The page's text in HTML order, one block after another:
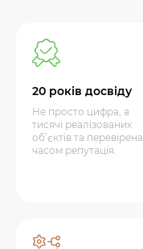
20 років досвіду
Не просто цифра, а
тисячі реалізованих
об’єктів та перевірена
часом репутація.